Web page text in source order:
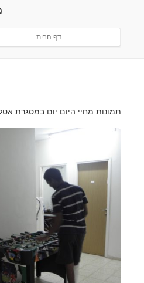
דף הבית
תמונות מחיי היום יום במסגרת